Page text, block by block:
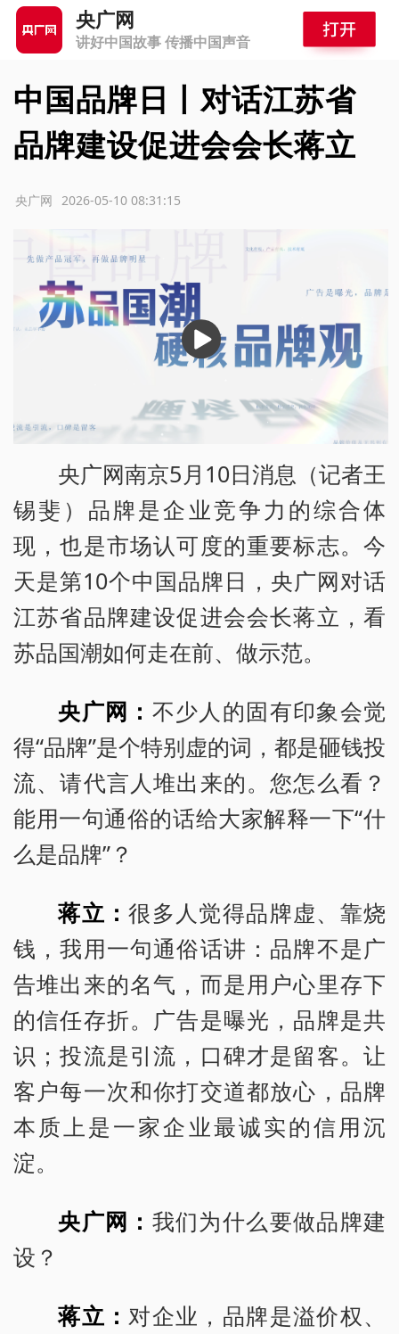
央广网
讲好中国故事 传播中国声音
中国品牌日丨对话江苏省
品牌建设促进会会长蒋立
2026-05-10 08:31:15
央广网
播
放
央广网南京5月10日消息（记者王
锡斐）品牌是企业竞争力的综合体
现，也是市场认可度的重要标志。今
天是第10个中国品牌日，央广网对话
江苏省品牌建设促进会会长蒋立，看
苏品国潮如何走在前、做示范。
央广网： 不少人的固有印象会觉
得“品牌”是个特别虚的词，都是砸钱投
流、请代言人堆出来的。您怎么看？
能用一句通俗的话给大家解释一下“什
么是品牌”？
蒋立：很多人觉得品牌虚、靠烧
钱，我用一句通俗话讲：品牌不是广
告堆出来的名气，而是用户心里存下
的信任存折。广告是曝光，品牌是共
识；投流是引流，口碑才是留客。让
客户每一次和你打交道都放心，品牌
本质上是一家企业最诚实的信用沉
淀。
央广网： 我们为什么要做品牌建
设？
蒋立： 对企业，品牌是溢价权、